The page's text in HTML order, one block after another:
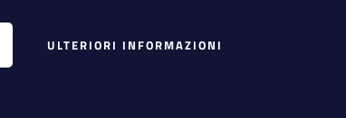
ULTERIORI INFORMAZIONI